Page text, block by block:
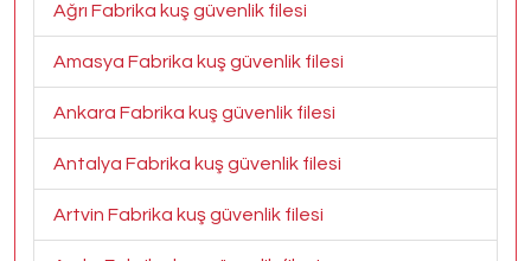
Ağrı Fabrika kuş güvenlik filesi
Amasya Fabrika kuş güvenlik filesi
Ankara Fabrika kuş güvenlik filesi
Antalya Fabrika kuş güvenlik filesi
Artvin Fabrika kuş güvenlik filesi